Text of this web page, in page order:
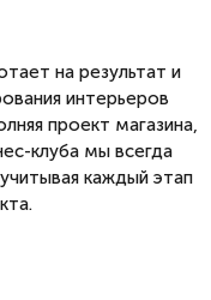
на результат и
интерьеров
проект магазина,
клуба мы всегда
каждый этап